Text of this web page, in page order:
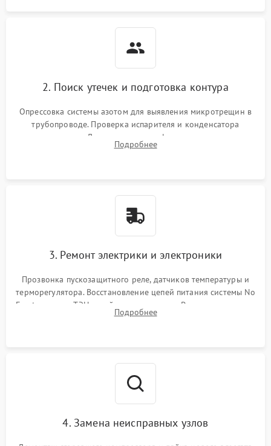
1800 ₽
2. Поиск утечек и подготовка контура
Опрессовка системы азотом для выявления микротрещин в
трубопроводе. Проверка испарителя и конденсатора
течеискателем. Демонтаж старого фильтра-осушителя и
продувка капиллярной трубки для устранения засоров.
Подробнее
3. Ремонт электрики и электроники
Прозвонка пускозащитного реле, датчиков температуры и
терморегулятора. Восстановление цепей питания системы No
Frost, включая ТЭН оттайки и вентилятор. Ремонт или замена
платы управления при сбоях алгоритмов.
Подробнее
4. Замена неисправных узлов